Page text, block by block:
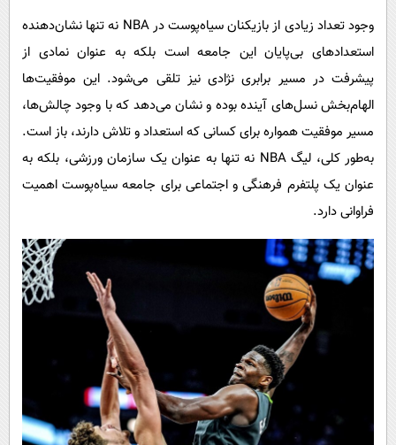
وجود تعداد زیادی از بازیکنان سیاه‌پوست در NBA نه تنها نشان‌دهنده
استعدادهای بی‌پایان این جامعه است بلکه به عنوان نمادی از
پیشرفت در مسیر برابری نژادی نیز تلقی می‌شود. این موفقیت‌ها
الهام‌بخش نسل‌های آینده بوده و نشان می‌دهد که با وجود چالش‌ها،
مسیر موفقیت همواره برای کسانی که استعداد و تلاش دارند، باز است.
به‌طور کلی، لیگ NBA نه تنها به عنوان یک سازمان ورزشی، بلکه به
عنوان یک پلتفرم فرهنگی و اجتماعی برای جامعه سیاه‌پوست اهمیت
فراوانی دارد.